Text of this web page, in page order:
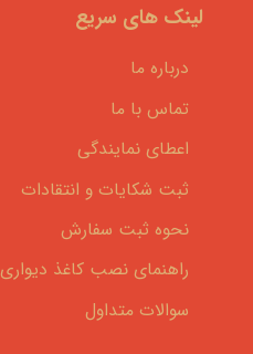
لینک های سریع
درباره ما
تماس با ما
اعطای نمایندگی
ثبت شکایات و انتقادات
نحوه ثبت سفارش
راهنمای نصب کاغذ دیواری
سوالات متداول